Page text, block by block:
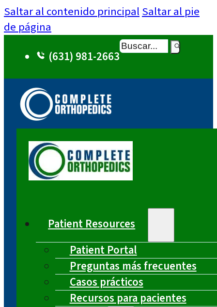
Saltar al contenido principal Saltar al pie
de página
(631) 981-2663
Buscar
Patient Resources
Patient Portal
Preguntas más frecuentes
Casos prácticos
Recursos para pacientes